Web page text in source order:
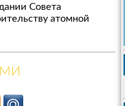
Совета
атомной